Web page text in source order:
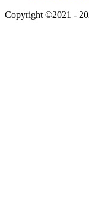
Copyright ©2021 -